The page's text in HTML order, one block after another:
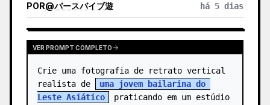
POR@バースバイブ遊 há 5 dias
VER PROMPT COMPLETO
Crie uma fotografia de retrato vertical
realista de
uma jovem bailarina do
Leste Asiático
praticando em um estúdio